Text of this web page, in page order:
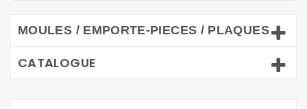
MOULES / EMPORTE-PIECES / PLAQUES
CATALOGUE